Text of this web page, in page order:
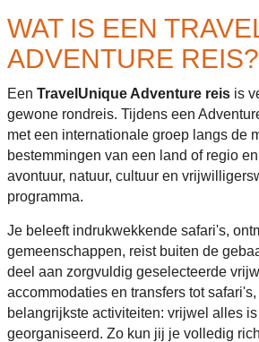
WAT IS EEN
ADVENTURE REIS?
Een TravelUnique Adventure reis is
gewone rondreis. Tijdens een
met een internationale groep langs de
bestemmingen van een land of regio
avontuur, natuur, cultuur en
programma.
Je beleeft indrukwekkende safari's,
gemeenschappen, reist buiten de
deel aan zorgvuldig geselecteerde
accommodaties en transfers tot
belangrijkste activiteiten: vrijwel alles
georganiseerd. Zo kun jij je volledig